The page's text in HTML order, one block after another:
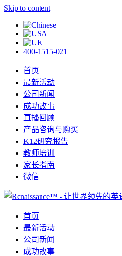
Skip to content
400-1515-021
首页
最新活动
公司新闻
成功故事
直播回顾
产品咨询与购买
K12研究报告
教师培训
家长指南
微信
首页
最新活动
公司新闻
成功故事